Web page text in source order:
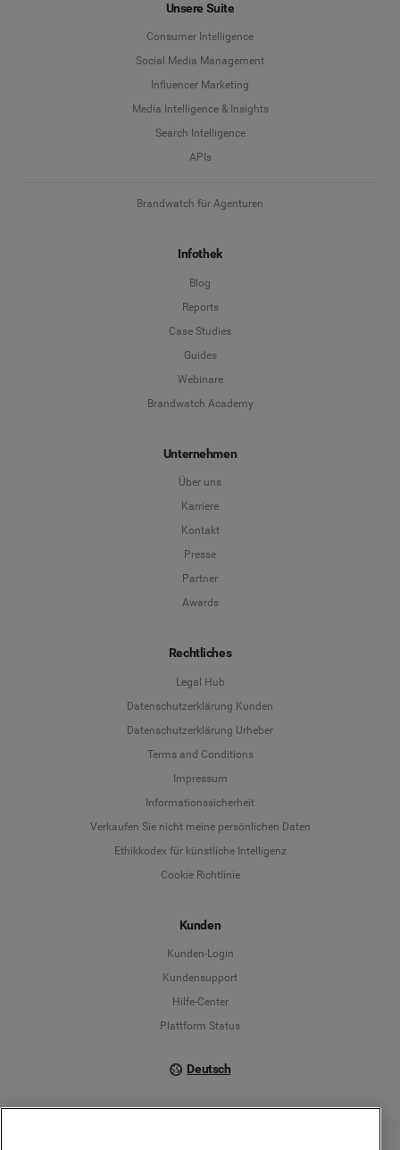
Unsere Suite
Consumer Intelligence
Social Media Management
Influencer Marketing
Media Intelligence & Insights
Search Intelligence
APIs
Brandwatch für Agenturen
Infothek
Blog
Reports
Case Studies
Guides
Webinare
Brandwatch Academy
Unternehmen
Über uns
Karriere
Kontakt
Presse
Partner
Awards
Rechtliches
Legal Hub
Datenschutzerklärung Kunden
Datenschutzerklärung Urheber
Terms and Conditions
Impressum
Informationssicherheit
Verkaufen Sie nicht meine persönlichen Daten
Ethikkodex für künstliche Intelligenz
Cookie Richtlinie
Kunden
Kunden-Login
Kundensupport
Hilfe-Center
Plattform Status
Deutsch
Deutsch
English